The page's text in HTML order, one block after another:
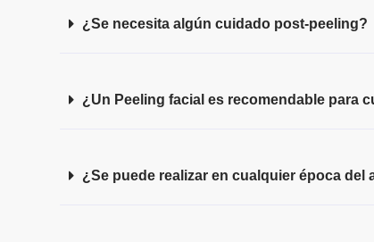
¿Se necesita algún cuidado post-peeling?
¿Un Peeling facial es recomendable para
¿Se puede realizar en cualquier época del